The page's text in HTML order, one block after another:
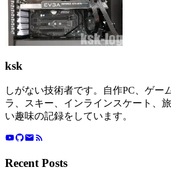
ksk
しがない技術者です。自作PC、ゲー
ラ、スキー、インラインスケート、
い趣味の記録をしています。
Recent Posts